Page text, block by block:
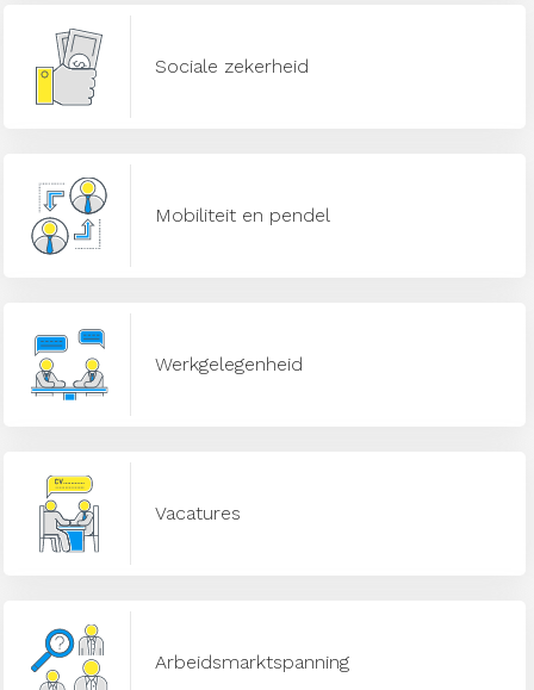
Sociale zekerheid
Mobiliteit en pendel
Werkgelegenheid
Vacatures
Arbeidsmarktspanning